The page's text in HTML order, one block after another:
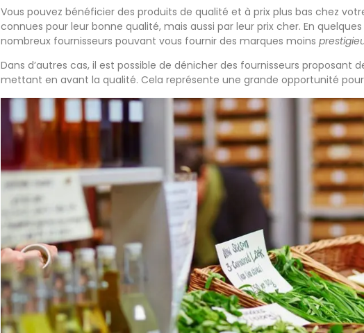
Vous pouvez bénéficier des produits de qualité et à prix plus bas chez
connues pour leur bonne qualité, mais aussi par leur prix cher. En
nombreux fournisseurs pouvant vous fournir des marques moins
Dans d’autres cas, il est possible de dénicher des fournisseurs proposant
mettant en avant la qualité. Cela représente une grande opportunité